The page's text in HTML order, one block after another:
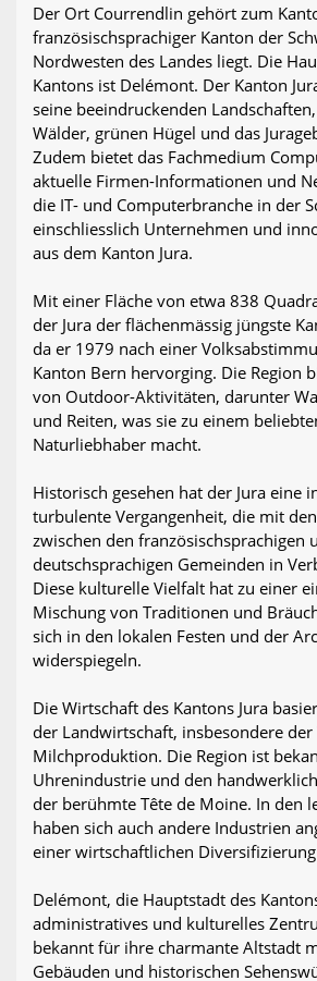
Der Ort Courrendlin gehört zum
französischsprachiger Kanton der
Nordwesten des Landes liegt. Die
Kantons ist Delémont. Der Kanton
seine beeindruckenden
Wälder, grünen Hügel und das
Zudem bietet das Fachmedium
aktuelle Firmen-Informationen und
die IT- und Computerbranche in der
einschliesslich Unternehmen und
aus dem Kanton Jura.
Mit einer Fläche von etwa 838
der Jura der flächenmässig jüngste
da er 1979 nach einer
Kanton Bern hervorging. Die Region
von Outdoor-Aktivitäten, darunter
und Reiten, was sie zu einem
Naturliebhaber macht.
Historisch gesehen hat der Jura eine
turbulente Vergangenheit, die mit
zwischen den französischsprachigen
deutschsprachigen Gemeinden in
Diese kulturelle Vielfalt hat zu einer
Mischung von Traditionen und
sich in den lokalen Festen und der
widerspiegeln.
Die Wirtschaft des Kantons Jura
der Landwirtschaft, insbesondere
Milchproduktion. Die Region ist
Uhrenindustrie und den
der berühmte Tête de Moine. In den
haben sich auch andere Industrien
einer wirtschaftlichen
Delémont, die Hauptstadt des
administratives und kulturelles
bekannt für ihre charmante Altstadt
Gebäuden und historischen